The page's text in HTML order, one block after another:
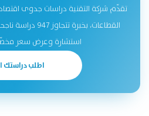
تقدّم شركة التقنية دراسات جدوى
القطاعات، بخبرة
استشارة وعرض سعر
اطلب دراستك